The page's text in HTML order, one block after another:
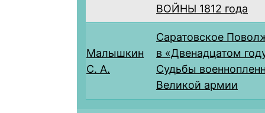
ВОЙНЫ 1812 года
Малышкин
С. А.
Саратовское
в «Двенадцатом
Судьбы
Великой армии